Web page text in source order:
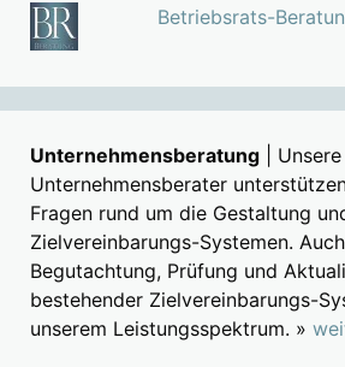
Betriebsrats-
Unternehmensberatung | Unsere
Unternehmensberater
Fragen rund um die Gestaltung
Zielvereinbarungs-Systemen.
Begutachtung, Prüfung und
bestehender Zielvereinbarungs-
unserem Leistungsspektrum. »